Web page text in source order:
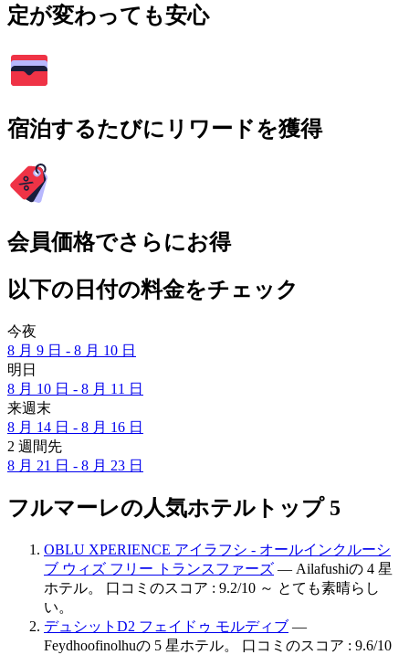
定が変わっても安心
宿泊するたびにリワードを獲得
会員価格でさらにお得
以下の日付の料金をチェック
今夜
8 月 9 日 - 8 月 10 日
明日
8 月 10 日 - 8 月 11 日
来週末
8 月 14 日 - 8 月 16 日
2 週間先
8 月 21 日 - 8 月 23 日
フルマーレの人気ホテルトップ 5
OBLU XPERIENCE アイラフシ - オールインクルーシ
ブ ウィズ フリー トランスファーズ — Ailafushiの 4 星
ホテル。 口コミのスコア : 9.2/10 ～ とても素晴らし
い。
デュシットD2 フェイドゥ モルディブ —
Feydhoofinolhuの 5 星ホテル。 口コミのスコア : 9.6/10